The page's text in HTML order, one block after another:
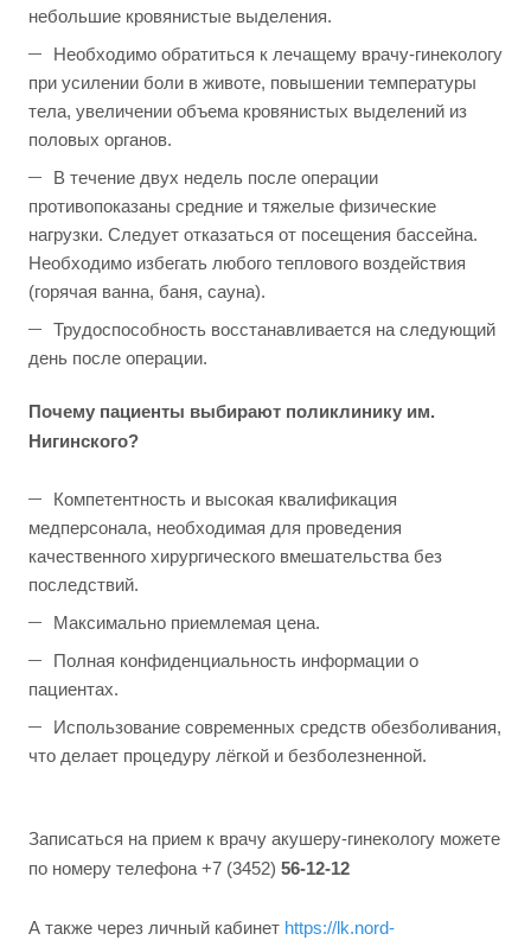
небольшие кровянистые выделения.
Необходимо обратиться к лечащему врачу-гинекологу
при усилении боли в животе, повышении температуры
тела, увеличении объема кровянистых выделений из
половых органов.
В течение двух недель после операции
противопоказаны средние и тяжелые физические
нагрузки. Следует отказаться от посещения бассейна.
Необходимо избегать любого теплового воздействия
(горячая ванна, баня, сауна).
Трудоспособность восстанавливается на следующий
день после операции.
Почему пациенты выбирают поликлинику им.
Нигинского?
Компетентность и высокая квалификация
медперсонала, необходимая для проведения
качественного хирургического вмешательства без
последствий.
Максимально приемлемая цена.
Полная конфиденциальность информации о
пациентах.
Использование современных средств обезболивания,
что делает процедуру лёгкой и безболезненной.
Записаться на прием к врачу акушеру-гинекологу можете
по номеру телефона +7 (3452) 56-12-12
А также через личный кабинет https://lk.nord-